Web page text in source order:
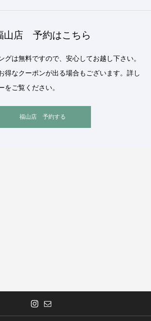
山店 予約はこちら
グは無料ですので、安心してお越し下さい。
得なクーポンが出る場合もございます。詳し
をご覧ください。
福山店 予約する